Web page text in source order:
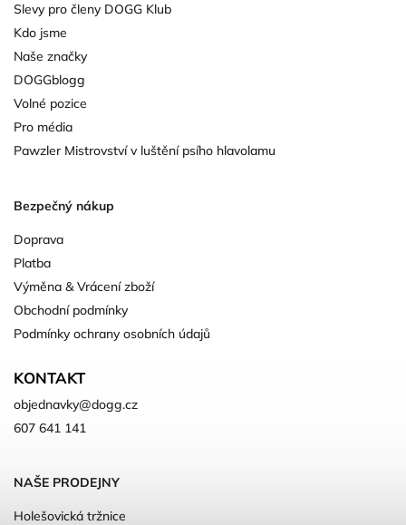
Slevy pro členy DOGG Klub
Kdo jsme
Naše značky
DOGGblogg
Volné pozice
Pro média
Pawzler Mistrovství v luštění psího hlavolamu
Bezpečný nákup
Doprava
Platba
Výměna & Vrácení zboží
Obchodní podmínky
Podmínky ochrany osobních údajů
KONTAKT
objednavky@dogg.cz
607 641 141
NAŠE PRODEJNY
Holešovická tržnice